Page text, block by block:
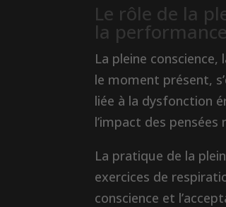
Le rôle de la
la performance
La pleine
le moment présent,
liée à la dysfonction
l’impact des
La pratique de la
exercices de
conscience et